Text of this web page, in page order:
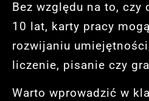
Bez względu na to, czy
10 lat, karty pracy
rozwijaniu
liczenie, pisanie czy
Warto wprowadzić w